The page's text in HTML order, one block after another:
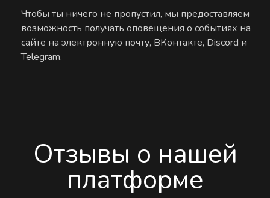
Чтобы ты ничего не пропустил, мы предоставляем
возможность получать оповещения о событиях на
сайте на электронную почту, ВКонтакте, Discord и
Telegram.
Отзывы о нашей
платформе